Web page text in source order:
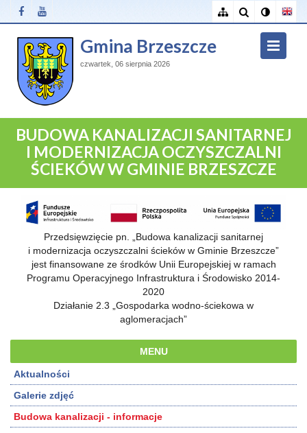
Gmina Brzeszcze
czwartek, 06 sierpnia 2026
BUDOWA KANALIZACJI SANITARNEJ
I MODERNIZACJA OCZYSZCZALNI
ŚCIEKÓW W GMINIE BRZESZCZE
Przedsięwzięcie pn. „Budowa kanalizacji sanitarnej
i modernizacja oczyszczalni ścieków w Gminie Brzeszcze”
jest finansowane ze środków Unii Europejskiej w ramach
Programu Operacyjnego Infrastruktura i Środowisko 2014-
2020
Działanie 2.3 „Gospodarka wodno-ściekowa w
aglomeracjach”
MENU
Aktualności
Galerie zdjęć
Budowa kanalizacji - informacje